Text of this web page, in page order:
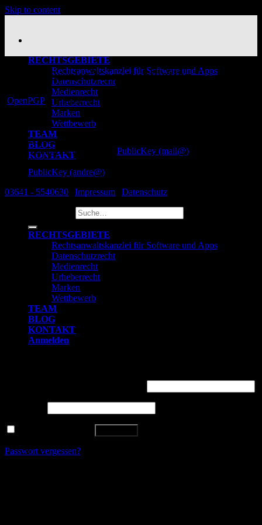
Skip to content
RECHTSGEBIETE
Rechtsanwaltskanzlei für Software und Apps
Datenschutzrecht
Medienrecht
Urheberrecht
Marken
Wettbewerb
TEAM
BLOG
KONTAKT
Verschlüsselte Kommunikation
OpenPGP -Standard nach RFC 4880
Zentrale E-Mail der Kanzlei
(mail@staemmler.pro): PublicKey (mail@)
Rechtsanwalt André Stämmler (andre@staemmler.pro):
PublicKey (andre@)
03641 - 5540630
Impressum Datenschutz
RECHTSGEBIETE
Rechtsanwaltskanzlei für Software und Apps
Datenschutzrecht
Medienrecht
Urheberrecht
Marken
Wettbewerb
TEAM
BLOG
KONTAKT
Anmelden
Passwort vergessen?